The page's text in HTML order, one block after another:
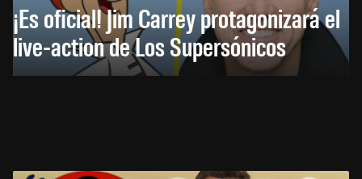
¡Es oficial! Jim Carrey protagonizará el
live-action de Los Supersónicos